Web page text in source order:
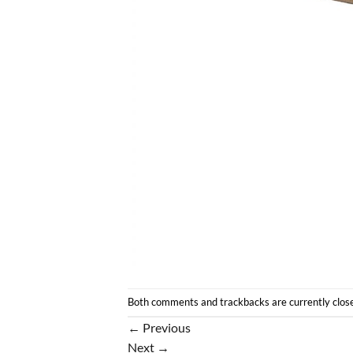
Both comments and trackbacks are currently
← Previous
Next →